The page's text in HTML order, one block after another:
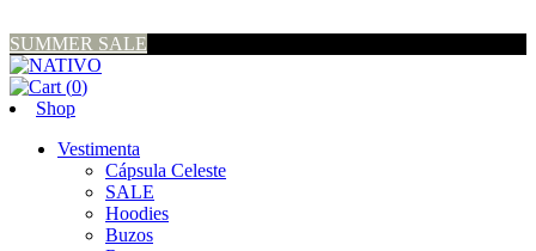
SUMMER SALE
(0)
Shop
Vestimenta
Cápsula Celeste
SALE
Hoodies
Buzos